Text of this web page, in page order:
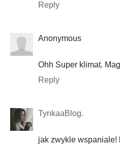
Reply
Anonymous
Ohh Super klimat.
Reply
TynkaaBlog.
jak zwykle wspaniale!